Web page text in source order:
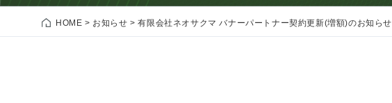
HOME > お知らせ >有限会社ネオサクマ バナーパートナー契約更新(増額)のお知らせ